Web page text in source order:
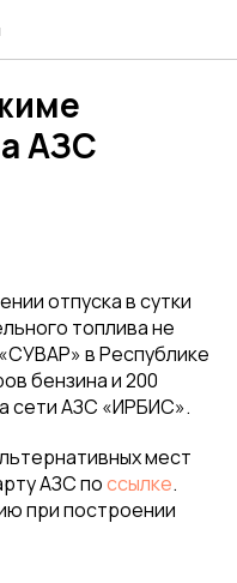
АЗС
отпуска в сутки
топлива не
в Республике
бензина и 200
сети АЗС «ИРБИС».
мест
АЗС поссылке.
при построении